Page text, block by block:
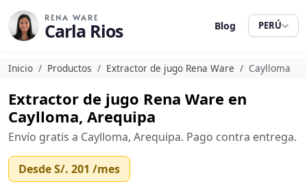
RENA WARE
Carla Rios Blog PERÚ
Inicio Productos Extractor de jugo Rena Ware Caylloma
Extractor de jugo Rena Ware en
Caylloma, Arequipa
Envío gratis a Caylloma, Arequipa. Pago contra entrega.
DesdeS/. 201 /mes